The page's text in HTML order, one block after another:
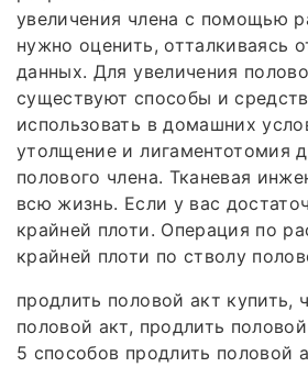
увеличения члена с помощью
нужно оценить, отталкиваясь
данных. Для увеличения
существуют способы и
использовать в домашних
утолщение и лигаментотомия
полового члена. Тканевая
всю жизнь. Если у вас
крайней плоти. Операция по
крайней плоти по стволу
продлить половой акт купить,
половой акт, продлить
5 способов продлить половой